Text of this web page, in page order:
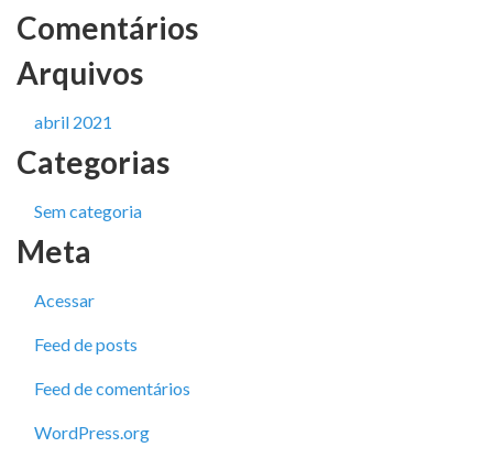
Comentários
Arquivos
abril 2021
Categorias
Sem categoria
Meta
Acessar
Feed de posts
Feed de comentários
WordPress.org